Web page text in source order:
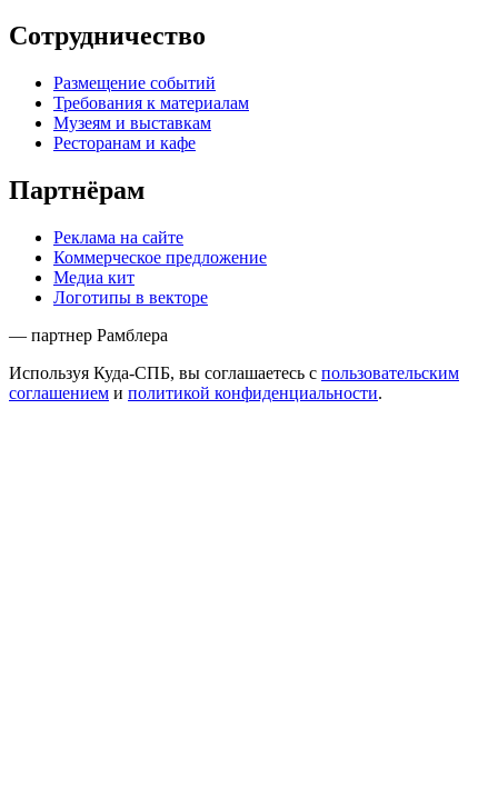
Сотрудничество
Размещение событий
Требования к материалам
Музеям и выставкам
Ресторанам и кафе
Партнёрам
Реклама на сайте
Коммерческое предложение
Медиа кит
Логотипы в векторе
— партнер Рамблера
Используя Куда-СПБ, вы соглашаетесь с пользовательским
соглашением и политикой конфиденциальности.